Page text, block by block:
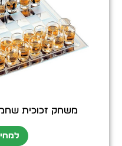
משחק זכוכית שחמט